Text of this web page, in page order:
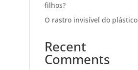
filhos?
O rastro invisível do plástico
Recent
Comments